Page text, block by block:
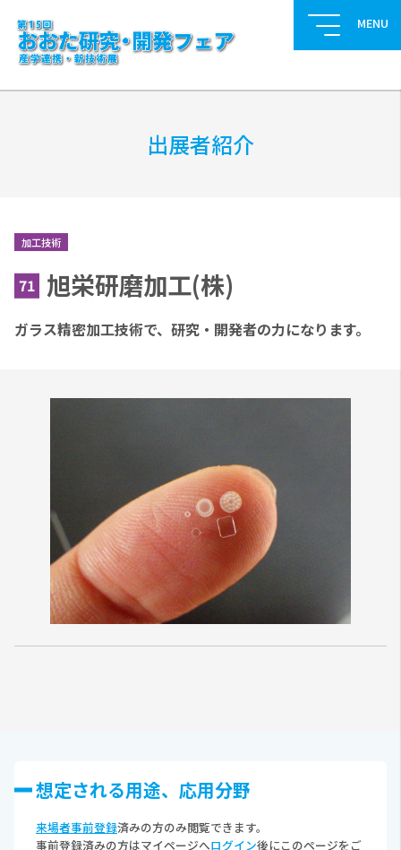
出展者紹介
加工技術
71 旭栄研磨加工(株)
ガラス精密加工技術で、研究・開発者の力になります。
想定される⽤途、応⽤分野
来場者事前登録済みの方のみ閲覧できます。
事前登録済みの方はマイページへログイン後にこのページをご